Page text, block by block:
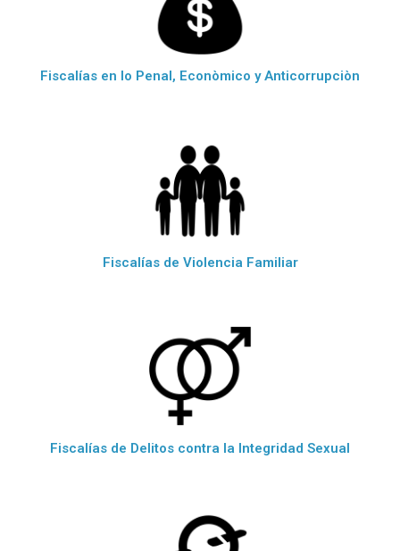
Fiscalías en lo Penal, Econòmico y Anticorrupciòn
Fiscalías de Violencia Familiar
Fiscalías de Delitos contra la Integridad Sexual